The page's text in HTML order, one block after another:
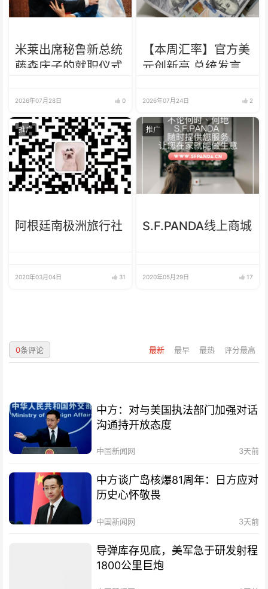
米莱出席秘鲁新总统
藤森庆子的就职仪式
2026年07月28日 0
【本周汇率】官方美
元创新高 总统发言
2026年07月24日 2
推广
阿根廷南极洲旅行社
2020年03月04日 31
推广
S.F.PANDA线上商城
2020年05月29日 17
最新 最早 最热 评分最高
0条评论
中方：对与美国执法部门加强对话
沟通持开放态度
中国新闻网 3天前
中方谈广岛核爆81周年：日方应对
历史心怀敬畏
中国新闻网 3天前
导弹库存见底，美军急于研发射程
1800公里巨炮